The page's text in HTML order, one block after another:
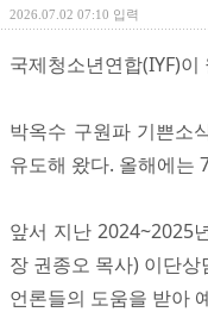
2026.07.02 07:10 입력
국제청소년연합(IYF)
박옥수 구원파 기쁜소
유도해 왔다. 올해에는
앞서 지난 2024~2025
장 권종오 목사) 이단
언론들의 도움을 받아